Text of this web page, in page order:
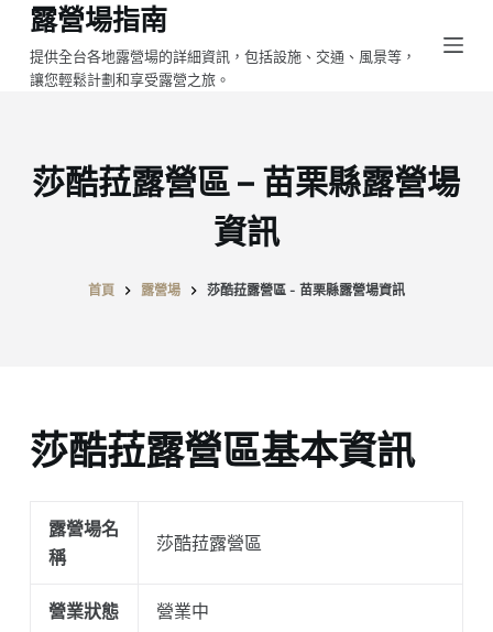
跳
至
主
容
露營場指南
提供全台各地露營場的詳細資訊，包括設施、交通、風景等，
讓您輕鬆計劃和享受露營之旅。
莎酷菈露營區 – 苗栗縣露營場
資訊
首頁 露營場 莎酷菈露營區 - 苗栗縣露營場資訊
莎酷菈露營區基本資訊
露營場名
稱
莎酷菈露營區
營業狀態 營業中